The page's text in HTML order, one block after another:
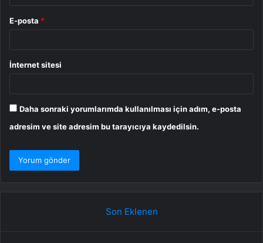
E-posta *
İnternet sitesi
Daha sonraki yorumlarımda kullanılması için adım, e-posta
adresim ve site adresim bu tarayıcıya kaydedilsin.
Son Eklenen